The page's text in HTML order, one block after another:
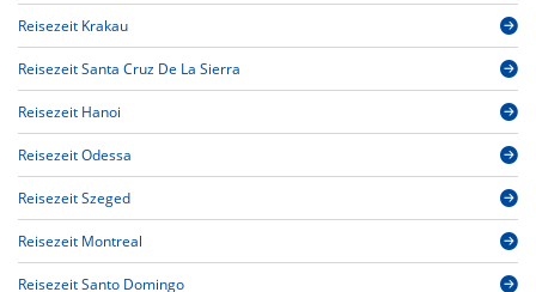
Reisezeit Krakau
Reisezeit Santa Cruz De La Sierra
Reisezeit Hanoi
Reisezeit Odessa
Reisezeit Szeged
Reisezeit Montreal
Reisezeit Santo Domingo